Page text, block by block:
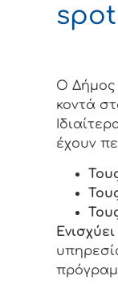
spot
Ο Δήμος
κοντά
έχουν
Ενισχύει